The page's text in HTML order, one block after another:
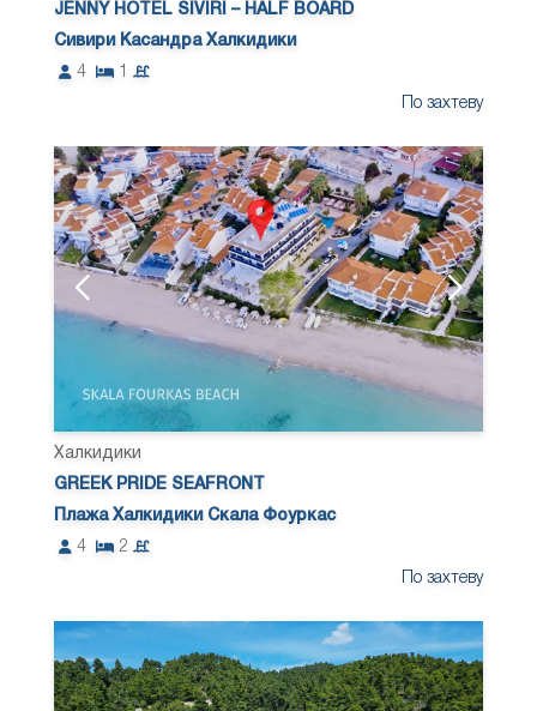
JENNY HOTEL SIVIRI – HALF BOARD
Сивири Касандра Халкидики
4
1
По захтеву
Халкидики
GREEK PRIDE SEAFRONT
Плажа Халкидики Скала Фоуркас
4
2
По захтеву